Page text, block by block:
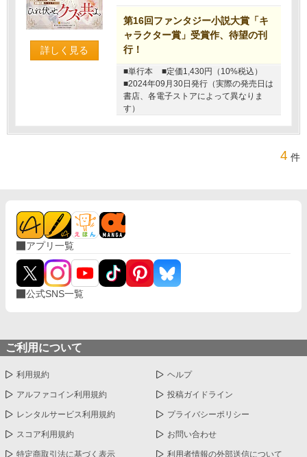
詳しく見る
第16回ファンタジー小説大賞「キ
ャラクター賞」受賞作、待望の刊
行！
■単行本
■定価1,430円（10%税込）
■2024年09月30日発行（実際の発売日は
書店、各電子ストアによって異なりま
す）
4 件
アプリ一覧
公式SNS一覧
ご利用について
利用規約 ヘルプ
アルファコイン利用規約 投稿ガイドライン
レンタルサービス利用規約 プライバシーポリシー
スコア利用規約 お問い合わせ
特定商取引法に基づく表示 利用者情報の外部送信について